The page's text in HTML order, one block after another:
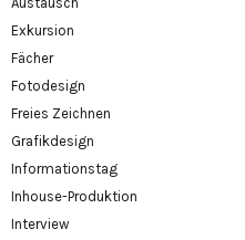
Exkursion
Fächer
Fotodesign
Freies Zeichnen
Grafikdesign
Informationstag
Inhouse-Produktion
Interview